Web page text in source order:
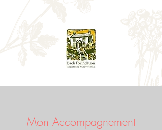
Mon Accompagnement